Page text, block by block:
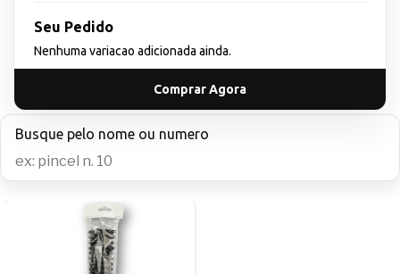
Seu Pedido
Nenhuma variacao adicionada ainda.
Comprar Agora
Busque pelo nome ou numero